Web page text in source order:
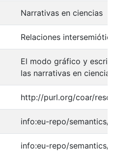
Narrativas en ciencias
Relaciones
El modo gráfico y
las narrativas en
http://purl.org/coar/
info:eu-repo/semantics/
info:eu-repo/semantics/